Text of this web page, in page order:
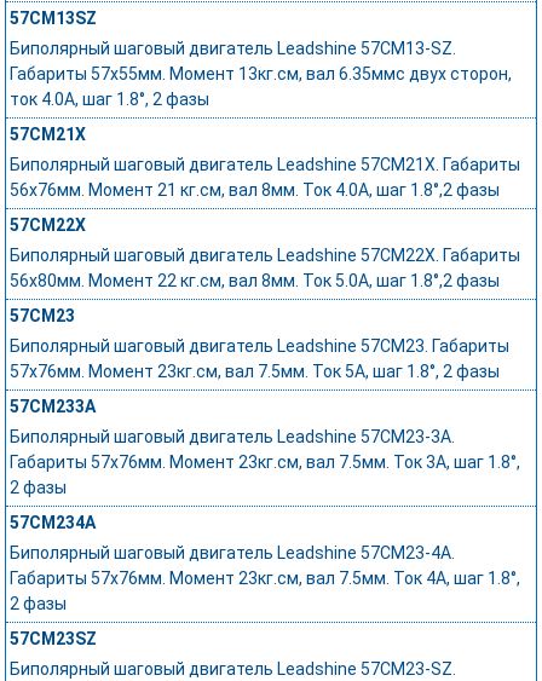
57CM13SZ
Биполярный шаговый двигатель Leadshine 57CM13-SZ.
Габариты 57х55мм. Момент 13кг.см, вал 6.35ммс двух сторон,
ток 4.0А, шаг 1.8°, 2 фазы
57CM21X
Биполярный шаговый двигатель Leadshine 57CM21X. Габариты
56х76мм. Момент 21 кг.см, вал 8мм. Ток 4.0А, шаг 1.8°,2 фазы
57CM22X
Биполярный шаговый двигатель Leadshine 57CM22X. Габариты
56х80мм. Момент 22 кг.см, вал 8мм. Ток 5.0А, шаг 1.8°,2 фазы
57CM23
Биполярный шаговый двигатель Leadshine 57CM23. Габариты
57x76мм. Момент 23кг.см, вал 7.5мм. Ток 5А, шаг 1.8°, 2 фазы
57CM233A
Биполярный шаговый двигатель Leadshine 57CM23-3A.
Габариты 57x76мм. Момент 23кг.см, вал 7.5мм. Ток 3А, шаг 1.8°,
2 фазы
57CM234A
Биполярный шаговый двигатель Leadshine 57CM23-4A.
Габариты 57x76мм. Момент 23кг.см, вал 7.5мм. Ток 4А, шаг 1.8°,
2 фазы
57CM23SZ
Биполярный шаговый двигатель Leadshine 57CM23-SZ.